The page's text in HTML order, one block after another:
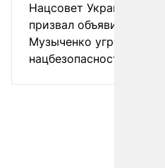
Нацсовет Украины по
призвал объявить
Музыченко угрозой
нацбезопасности